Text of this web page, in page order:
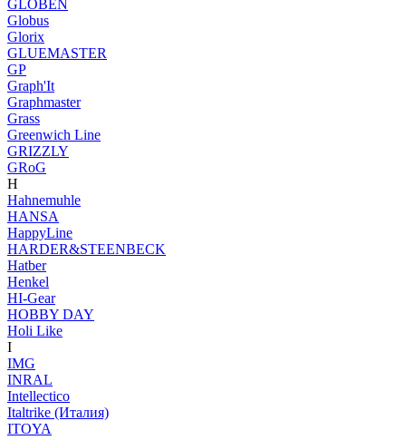
GLOBEN
Globus
Glorix
GLUEMASTER
GP
Graph'It
Graphmaster
Grass
Greenwich Line
GRIZZLY
GRoG
H
Hahnemuhle
HANSA
HappyLine
HARDER&STEENBECK
Hatber
Henkel
HI-Gear
HOBBY DAY
Holi Like
I
IMG
INRAL
Intellectico
Italtrike (Италия)
ITOYA